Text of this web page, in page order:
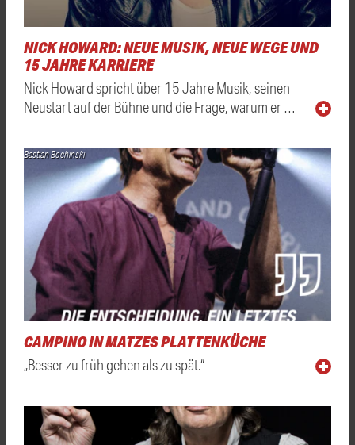
NICK HOWARD: NEUE MUSIK, NEUE WEGE UND
15 JAHRE KARRIERE
Nick Howard spricht über 15 Jahre Musik, seinen
Neustart auf der Bühne und die Frage, warum er …
Bastian Bochinski
CAMPINO IN MATZES PLATTENKÜCHE
„Besser zu früh gehen als zu spät.“